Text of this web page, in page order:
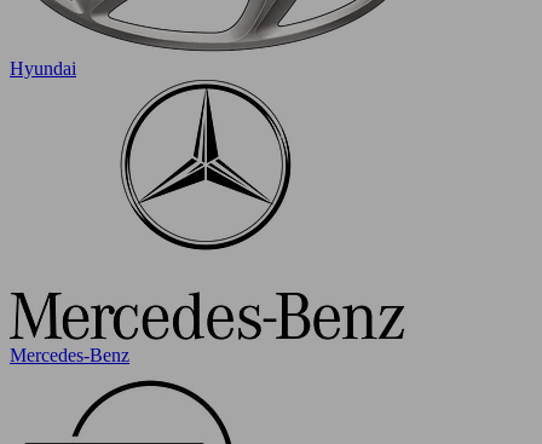
Hyundai
Mercedes-Benz